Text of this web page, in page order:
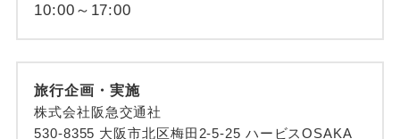
10:00～17:00
旅行企画・実施
株式会社阪急交通社
530-8355 大阪市北区梅田2-5-25 ハービスOSAKA